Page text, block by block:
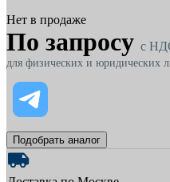
Нет в продаже
По запросу c
для физических и юридических
Подобрать аналог